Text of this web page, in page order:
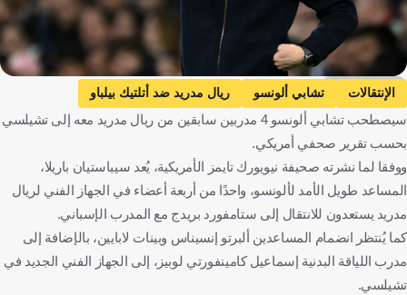
Getty Images
الإنتقالات تشابي ألونسو
ريال مدريد ضد أتلتيك بيلباو
ريال مدريد
أتلتيك بيلباو
الدوري الإسباني
تشيلسي ضد توتنهام هوتسبير
الدوري الإنجليزي الممتاز
إنجلترا
سيصطحب تشابي ألونسو 4 مدربين سابقين من ريال مدريد معه إلى تشيلسي
بحسب تقرير صحفي أمريكي.
ووفقا لما نشرته صحيفة نيويورك تايمز الأمريكية، يُعد سيباستيان باريلا،
المساعد طويل الأمد لألونسو، واحدًا من أربعة أعضاء في الجهاز الفني لريال
مدريد يستعدون للانتقال إلى ستامفورد بريدج مع المدرب الإسباني.
كما يُنتظر انضمام المساعدين ألبرتو إنسيناس وبينات لابايين، بالإضافة إلى
مدرب اللياقة البدنية إسماعيل كامينفورتي لوبيز، إلى الجهاز الفني الجديد في
تشيلسي.